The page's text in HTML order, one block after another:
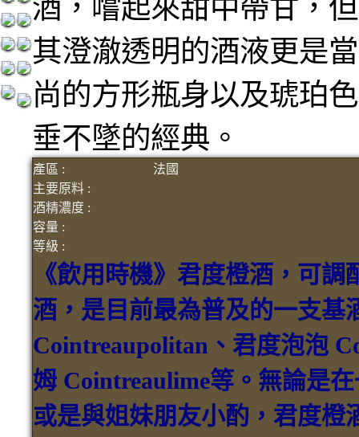
酒，嚐起來甜中帶甘，
其澄澈透明的酒液更是
尚的方形瓶身以及琥珀
垂不墜的經典。
產區 :
法國
主要原料 :
酒精濃度 :
容量 :
等級 :
《飲用時機》君度橙酒，可
酒，是目前最為普及的一支基
Cointreaupolitan、君度泡泡
姆 Cointreaulime等。無論是
或是與姐妹朋友小酌，君度橙